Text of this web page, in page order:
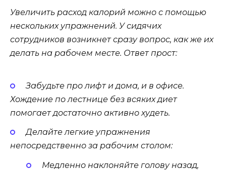
Увеличить расход калорий можно с помощью
нескольких упражнений. У сидячих
сотрудников возникнет сразу вопрос, как же их
делать на рабочем месте. Ответ прост:
Забудьте про лифт и дома, и в офисе.
Хождение по лестнице без всяких диет
помогает достаточно активно худеть.
Делайте легкие упражнения
непосредственно за рабочим столом:
Медленно наклоняйте голову назад,